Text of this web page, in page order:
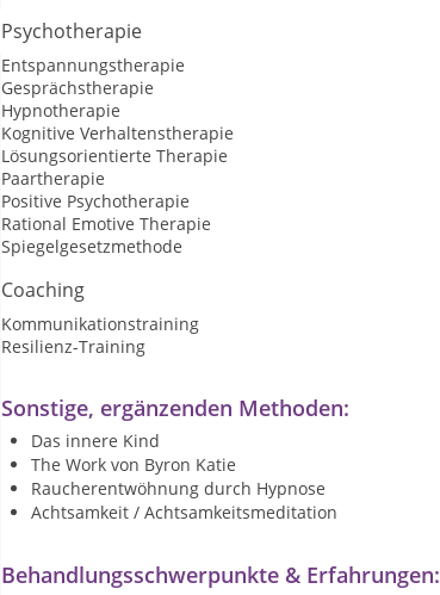
Psychotherapie
Entspannungstherapie
Gesprächstherapie
Hypnotherapie
Kognitive Verhaltenstherapie
Lösungsorientierte Therapie
Paartherapie
Positive Psychotherapie
Rational Emotive Therapie
Spiegelgesetzmethode
Coaching
Kommunikationstraining
Resilienz-Training
Sonstige, ergänzenden Methoden:
Das innere Kind
The Work von Byron Katie
Raucherentwöhnung durch Hypnose
Achtsamkeit / Achtsamkeitsmeditation
Behandlungsschwerpunkte & Erfahrungen: